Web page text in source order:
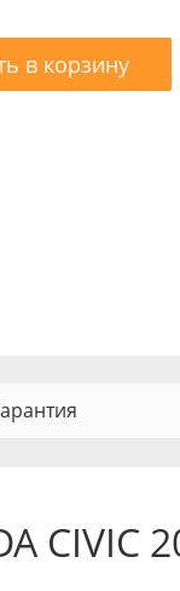
в корзину
CIVIC